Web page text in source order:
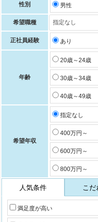
性別 男性
希望職種
正社員経験 あり
年齢
20歳～24歳
30歳～34歳
40歳～49歳
希望年収
指定なし
400万円～
600万円～
800万円～
人気条件 こ
満足度が高い